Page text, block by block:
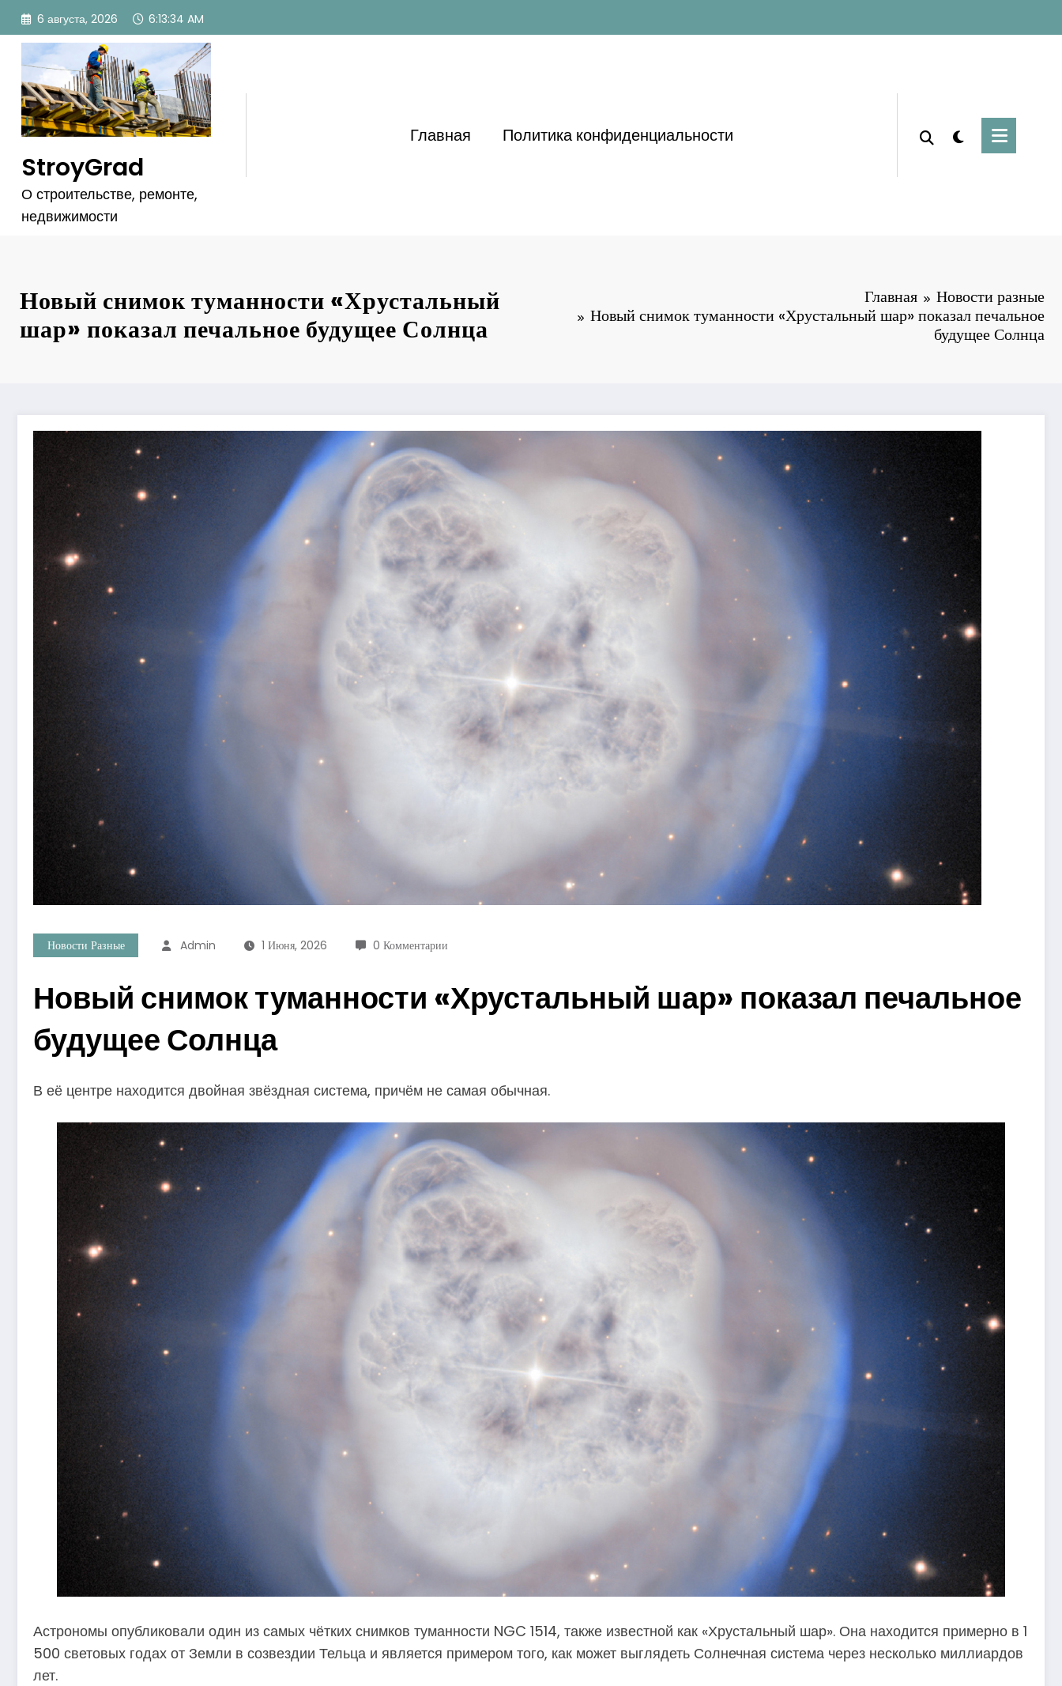
Перейти
содержимому
6 августа, 2026 6:13:37 AM
StroyGrad
О строительстве, ремонте,
недвижимости
Главная Политика конфиденциальности
Новый снимок туманности «Хрустальный
шар» показал печальное будущее Солнца
Главная
Новости разные
Новый снимок туманности «Хрустальный шар» показал печальное
будущее Солнца
Новости Разные Admin 1 Июня, 2026 0 Комментарии
Новый снимок туманности «Хрустальный шар» показал печальное
будущее Солнца
В её центре находится двойная звёздная система, причём не самая обычная.
Астрономы опубликовали один из самых чётких снимков туманности NGC 1514, также известной как «Хрустальный шар». Она находится примерно в 1
500 световых годах от Земли в созвездии Тельца и является примером того, как может выглядеть Солнечная система через несколько миллиардов
лет.